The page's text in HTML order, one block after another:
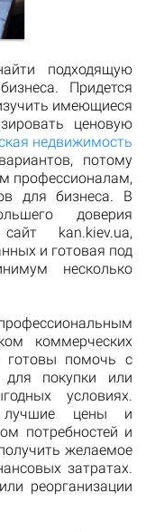
подходящую
Придется
имеющиеся
ценовую
недвижимость
потому
профессионалам,
для бизнеса. В
доверия
kan.kiev.ua,
и готовая под
несколько
коммерческих
готовы помочь с
для покупки или
условиях.
лучшие цены и
потребностей и
желаемое
затратах.
реорганизации